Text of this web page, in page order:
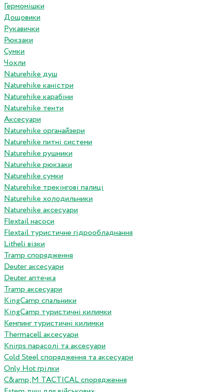
Гермомішки
Дощовики
Рукавички
Рюкзаки
Сумки
Чохли
Naturehike душ
Naturehike каністри
Naturehike карабіни
Naturehike тенти
Аксесуари
Naturehike органайзери
Naturehike питні системи
Naturehike рушники
Naturehike рюкзаки
Naturehike сумки
Naturehike трекінгові палиці
Naturehike холодильники
Naturehike аксесуари
Flextail насоси
Flextail туристичне гідрообладнання
Litheli візки
Tramp спорядження
Deuter аксесуари
Deuter аптечка
Tramp аксесуари
KingCamp спальники
KingCamp туристичні килимки
Кемпинг туристичні килимки
Thermacell аксесуари
Knirps парасолі та аксесуари
Cold Steel спорядження та аксесуари
Only Hot грілки
C&amp;M TACTICAL спорядження